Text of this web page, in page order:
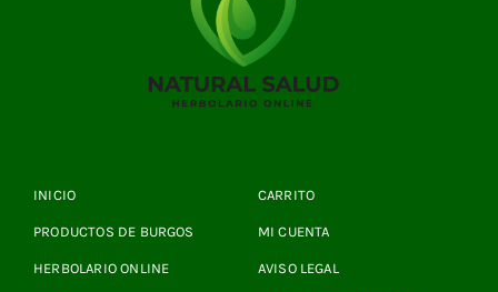
INICIO
PRODUCTOS DE BURGOS
HERBOLARIO ONLINE
CARRITO
MI CUENTA
AVISO LEGAL